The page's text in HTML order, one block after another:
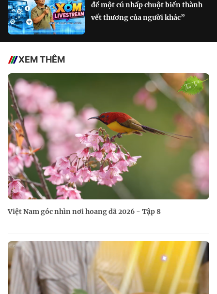
để một cú nhấp chuột biến thành
vết thương của người khác”
XEM THÊM
Việt Nam góc nhìn nơi hoang dã 2026 - Tập 8